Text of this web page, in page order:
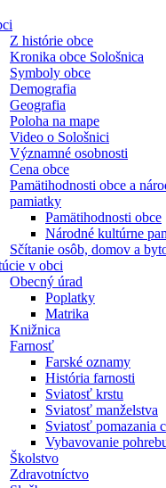
Z histórie obce
Kronika obce Sološnica
Symboly obce
Demografia
Geografia
Poloha na mape
Video o Sološnici
Významné osobnosti
Cena obce
Pamätihodnosti obce a
pamiatky
Pamätihodnosti obce
Národné kultúrne
Sčítanie osôb, domov a
v obci
Obecný úrad
Poplatky
Matrika
Knižnica
Farnosť
Farské oznamy
História farnosti
Sviatosť krstu
Sviatosť manželstva
Sviatosť pomazania
Vybavovanie
Školstvo
Zdravotníctvo